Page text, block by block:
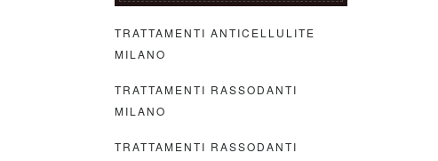
TRATTAMENTI ANTICELLULITE
MILANO
TRATTAMENTI RASSODANTI
MILANO
TRATTAMENTI RASSODANTI